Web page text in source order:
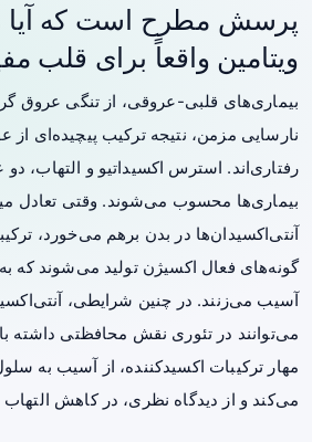
پرسش مطرح است که
ویتامین واقعاً برای قلب
بیماری‌های قلبی-عروقی، از تنگی عروق
نارسایی مزمن، نتیجه ترکیب پیچیده‌ای از
رفتاری‌اند. استرس اکسیداتیو و التهاب،
بیماری‌ها محسوب می‌شوند. وقتی تعادل
آنتی‌اکسیدان‌ها در بدن برهم می‌خورد،
گونه‌های فعال اکسیژن تولید می‌شوند که
می‌توانند در تئوری نقش محافظتی داشته
مهار ترکیبات اکسیدکننده، از آسیب به
می‌کند و از دیدگاه نظری، در کاهش